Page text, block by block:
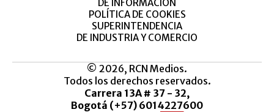
DE INFORMACIÓN
POLÍTICA DE COOKIES
SUPERINTENDENCIA
DE INDUSTRIA Y COMERCIO
© 2026, RCN Medios.
Todos los derechos reservados.
Carrera 13A # 37 - 32,
Bogotá (+57) 6014227600